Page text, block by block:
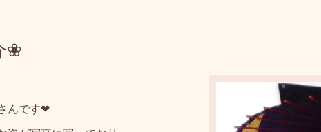
❀
んです❤